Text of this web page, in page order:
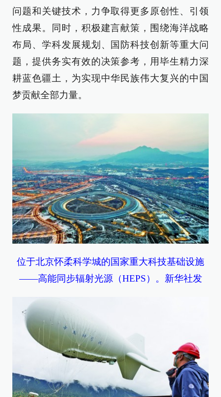
问题和关键技术，力争取得更多原创性、引领
性成果。同时，积极建言献策，围绕海洋战略
布局、学科发展规划、国防科技创新等重大问
题，提供务实有效的决策参考，用毕生精力深
耕蓝色疆土，为实现中华民族伟大复兴的中国
梦贡献全部力量。
位于北京怀柔科学城的国家重大科技基础设施
——高能同步辐射光源（HEPS）。新华社发